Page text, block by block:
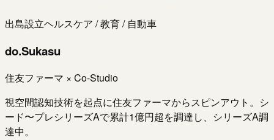
出島設立ヘルスケア / 教育 / 自動車
do.Sukasu
住友ファーマ × Co-Studio
視空間認知技術を起点に住友ファーマからスピンアウト。シ
ード〜プレシリーズAで累計1億円超を調達し、シリーズA調
達中。